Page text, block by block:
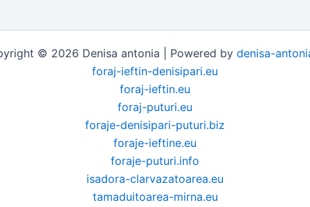
© 2026 Denisa antonia | Powered by denisa-
foraj-ieftin-denisipari.eu
foraj-ieftin.eu
foraj-puturi.eu
foraje-denisipari-puturi.biz
foraje-ieftine.eu
foraje-puturi.info
isadora-clarvazatoarea.eu
tamaduitoarea-mirna.eu